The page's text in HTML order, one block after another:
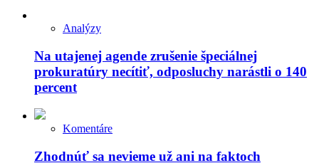
Analýzy
Na utajenej agende zrušenie špeciálnej
prokuratúry necítiť, odposluchy narástli o 140
percent
Komentáre
Zhodnúť sa nevieme už ani na faktoch